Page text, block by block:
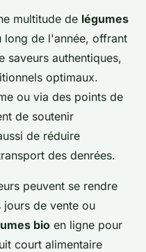
multitude de légumes
long de l'année, offrant
saveurs authentiques,
optimaux.
ou via des points de
de soutenir
de réduire
des denrées.
peuvent se rendre
de vente ou
bio en ligne pour
court alimentaire